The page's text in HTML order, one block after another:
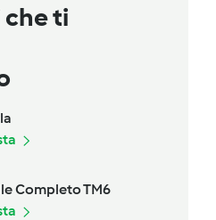
che ti
Completo TM6